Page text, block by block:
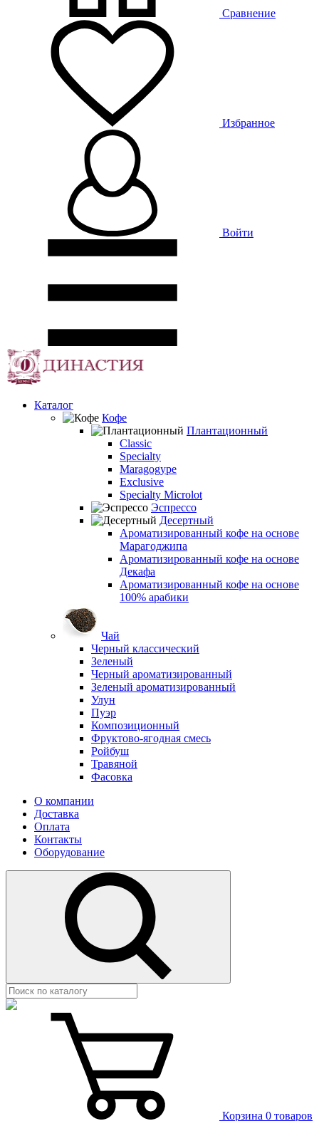
Сравнение
Избранное
Войти
Каталог
Кофе
Плантационный
Classic
Specialty
Maragogype
Exclusive
Specialty Microlot
Эспрессо
Десертный
Ароматизированный кофе на основе
Марагоджипа
Ароматизированный кофе на основе
Декафа
Ароматизированный кофе на основе
100% арабики
Чай
Черный классический
Зеленый
Черный ароматизированный
Зеленый ароматизированный
Улун
Пуэр
Композиционный
Фруктово-ягодная смесь
Ройбуш
Травяной
Фасовка
О компании
Доставка
Оплата
Контакты
Оборудование
Корзина 0 товаров